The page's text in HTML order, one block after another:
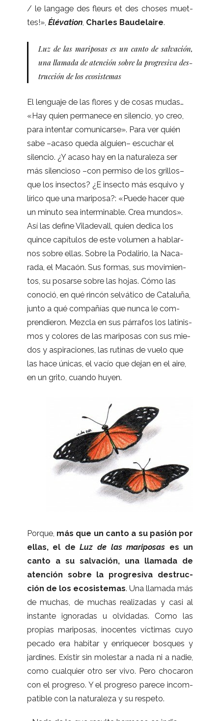
/ le lan­gage des fleurs et des cho­ses muet­
tes!», Élé­va­tion, Char­les Bau­de­laire.
Luz de las mari­po­sases un canto de sal­va­ción,
una lla­mada de aten­ción sobre la pro­gre­siva des­
truc­ción de los ecosistemas
El len­guaje de las flo­res y de cosas mudas…
«Hay quien per­ma­nece en silen­cio, yo creo,
para inten­tar comu­ni­carse». Para ver quién
sabe –acaso queda alguien– escu­char el
silen­cio. ¿Y acaso hay en la natu­ra­leza ser
más silen­cioso –con per­miso de los gri­llos–
que los insec­tos? ¿E insecto más esquivo y
lírico que una mari­posa?: «Puede hacer que
un minuto sea inter­mi­na­ble. Crea mun­dos».
Así las define Vila­de­vall, quien dedica los
quince capí­tu­los de este volu­men a hablar­
nos sobre ellas. Sobre la Poda­li­rio, la Naca­
rada, el Macaón. Sus for­mas, sus movi­mien­
tos, su posarse sobre las hojas. Cómo las
cono­ció, en qué rin­cón sel­vá­tico de Cata­luña,
junto a qué com­pa­ñías que nunca le com­
pren­die­ron. Mez­cla en sus párra­fos los lati­nis­
mos y colo­res de las mari­po­sas con sus mie­
dos y aspi­ra­cio­nes, las ruti­nas de vuelo que
las hace úni­cas, el vacío que dejan en el aire,
en un grito, cuando huyen.
Por­que, más que un canto a su pasión por
ellas, el deLuz de las mari­po­sas es un
canto a su sal­va­ción, una lla­mada de
aten­ción sobre la pro­gre­siva des­truc­
ción de los eco­sis­te­mas. Una lla­mada más
de muchas, de muchas rea­li­za­das y casi al
ins­tante igno­ra­das u olvi­da­das. Como las
pro­pias mari­po­sas, inocen­tes víc­ti­mas cuyo
pecado era habi­tar y enri­que­cer bos­ques y
jar­di­nes. Exis­tir sin moles­tar a nada ni a nadie,
como cual­quier otro ser vivo. Pero cho­ca­ron
con el pro­greso. Y el pro­greso parece incom­
pa­ti­ble con la natu­ra­leza y su respeto.